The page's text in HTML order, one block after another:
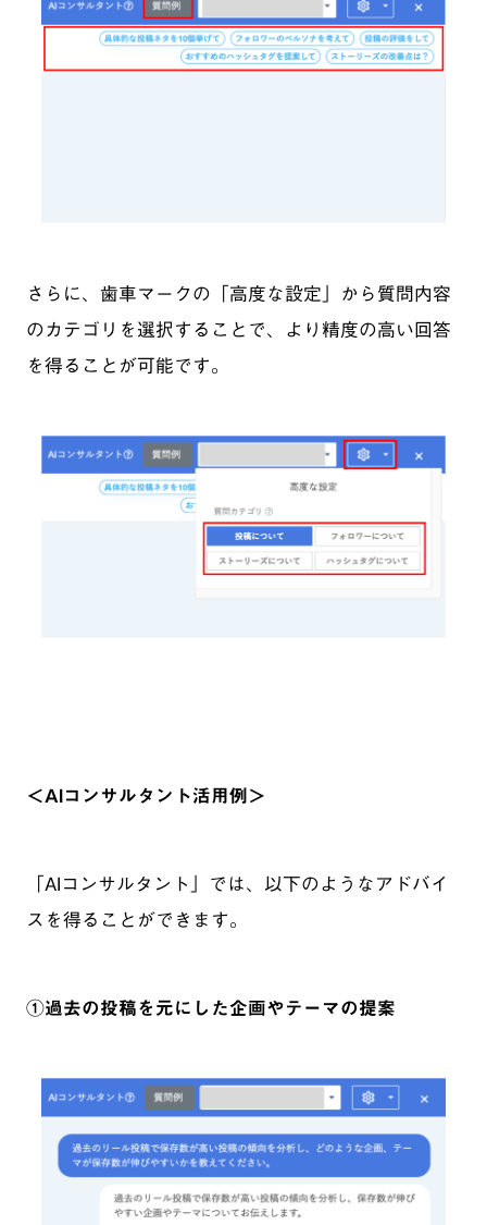
さらに、歯車マークの「高度な設定」から質問内容
のカテゴリを選択することで、より精度の高い回答
を得ることが可能です。
＜AIコンサルタント活用例＞
「AIコンサルタント」では、以下のようなアドバイ
スを得ることができます。
①過去の投稿を元にした企画やテーマの提案